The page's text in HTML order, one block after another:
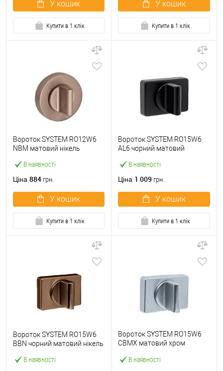
У кошик
Купити в 1 клік
У кошик
Купити в 1 клік
В наявності
Вороток SYSTEM RO12W6
NBM матовий нікель
Ціна 884 грн.
У кошик
Купити в 1 клік
В наявності
Вороток SYSTEM RO15W6
AL6 чорний матовий
Ціна 1 009 грн.
У кошик
Купити в 1 клік
В наявності
Вороток SYSTEM RO15W6
BBN чорний матовий нікель
В наявності
Вороток SYSTEM RO15W6
CBMX матовий хром